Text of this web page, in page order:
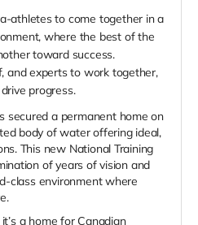
athletes to come together in a
where the best of the
toward success.
and experts to work together,
progress.
secured a permanent home on
body of water offering ideal,
This new National Training
of years of vision and
class environment where
a home for Canadian